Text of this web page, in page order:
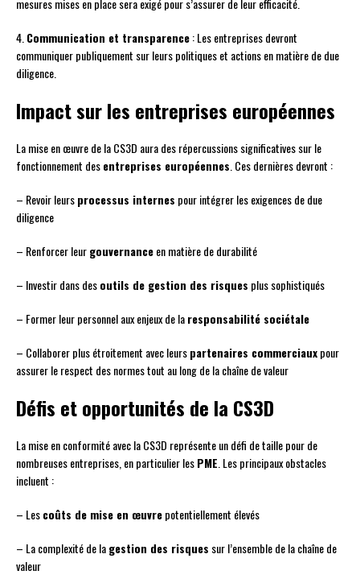
4. Communication et transparence: Les entreprises devront
communiquer publiquement sur leurs politiques et actions en matière de due
diligence.
Impact sur les entreprises européennes
La mise en œuvre de la CS3D aura des répercussions significatives sur le
fonctionnement desentreprises européennes . Ces dernières devront :
– Revoir leursprocessus internes pour intégrer les exigences de due
diligence
– Renforcer leurgouvernanceen matière de durabilité
– Investir dans desoutils de gestion des risques plus sophistiqués
– Former leur personnel aux enjeux de laresponsabilité sociétale
– Collaborer plus étroitement avec leurspartenaires commerciauxpour
assurer le respect des normes tout au long de la chaîne de valeur
Défis et opportunités de la CS3D
La mise en conformité avec la CS3D représente un défi de taille pour de
nombreuses entreprises, en particulier lesPME . Les principaux obstacles
incluent :
– Lescoûts de mise en œuvrepotentiellement élevés
– La complexité de lagestion des risques sur l’ensemble de la chaîne de
valeur